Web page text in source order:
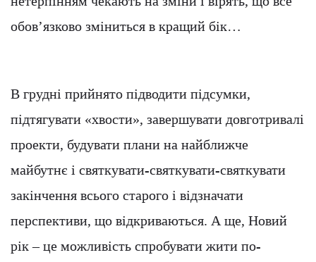
обов’язково зміниться в кращий бік…
В грудні прийнято підводити підсумки,
підтягувати «хвости», завершувати довготривалі
проекти, будувати плани на найближче
майбутнє і святкувати-святкувати-святкувати
закінчення всього старого і відзначати
перспективи, що відкриваються. А ще, Новий
рік – це можливість спробувати жити по-